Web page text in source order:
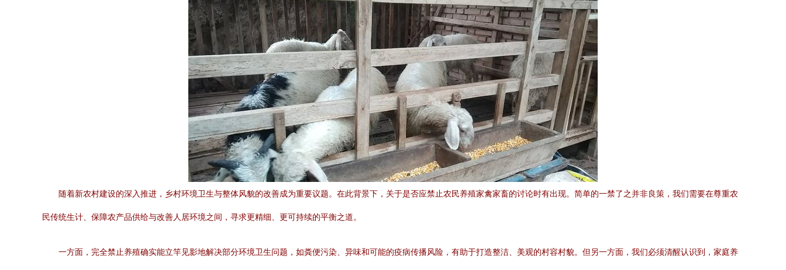
随着新农村建设的深入推进，乡村环境卫生与整体风貌的改善成为重要议题。在此背景下，关于是否应禁止农民养殖家禽家畜的讨论时有出现。简单的一禁了之并非良策，我们需要在尊重农
民传统生计、保障农产品供给与改善人居环境之间，寻求更精细、更可持续的平衡之道。
一方面，完全禁止养殖确实能立竿见影地解决部分环境卫生问题，如粪便污染、异味和可能的疫病传播风险，有助于打造整洁、美观的村容村貌。但另一方面，我们必须清醒认识到，家庭养